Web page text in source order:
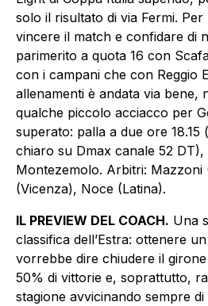
solo il risultato di via Fermi. Per
vincere il match e confidare di
parimerito a quota 16 con
con i campani che con Reggio
allenamenti è andata via bene,
qualche piccolo acciacco per
superato: palla a due ore 18.15
chiaro su Dmax canale 52
Montezemolo. Arbitri: Mazzoni
(Vicenza), Noce (Latina).
IL PREVIEW DEL COACH. Una
classifica dell’Estra: ottenere
vorrebbe dire chiudere il
50% di vittorie e, soprattutto,
stagione avvicinando sempre